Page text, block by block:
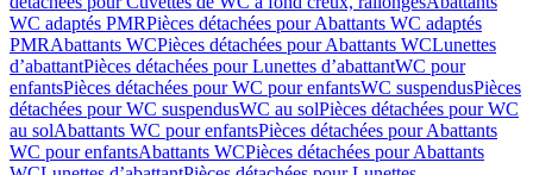
WC adaptés PMRPièces détachées pour Abattants WC adaptés
PMRAbattants WCPièces détachées pour Abattants WCLunettes
d’abattantPièces détachées pour Lunettes d’abattantWC pour
enfantsPièces détachées pour WC pour enfantsWC suspendusPièces
détachées pour WC suspendusWC au solPièces détachées pour WC
au solAbattants WC pour enfantsPièces détachées pour Abattants
WC pour enfantsAbattants WCPièces détachées pour Abattants